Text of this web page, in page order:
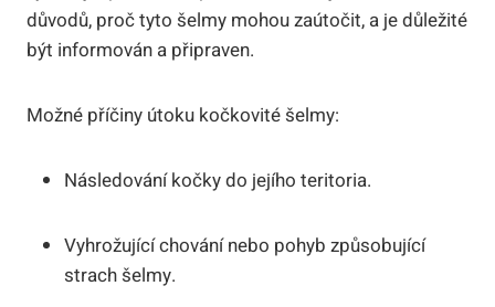
důvodů, proč tyto šelmy mohou zaútočit, a je důležité
být informován a připraven.
Možné příčiny útoku kočkovité šelmy:
Následování kočky do jejího teritoria.
Vyhrožující chování nebo pohyb způsobující
strach šelmy.